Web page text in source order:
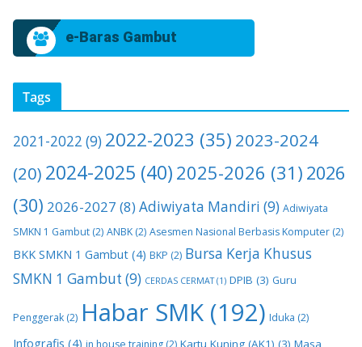
e-Baras Gambut
Tags
2021-2022 (9) 2022-2023 (35) 2023-2024
(20) 2024-2025 (40) 2025-2026 (31) 2026
(30) 2026-2027 (8) Adiwiyata Mandiri (9) Adiwiyata
SMKN 1 Gambut (2) ANBK (2) Asesmen Nasional Berbasis Komputer (2)
BKK SMKN 1 Gambut (4) BKP (2) Bursa Kerja Khusus
SMKN 1 Gambut (9) CERDAS CERMAT(1) DPIB (3) Guru
Penggerak (2) Habar SMK (192) Iduka (2)
Infografis (4)